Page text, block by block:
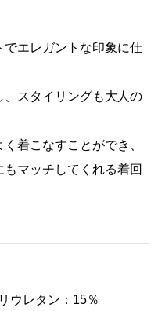
エレガントな印象に仕
、スタイリングも大人の
着こなすことができ、
マッチしてくれる着回
ウレタン：15％